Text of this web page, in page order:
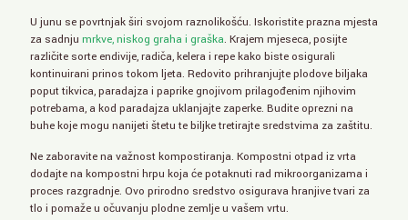
U junu se povrtnjak širi svojom raznolikošću. Iskoristite prazna mjesta
za sadnju mrkve, niskog graha i graška. Krajem mjeseca, posijte
različite sorte endivije, radiča, kelera i repe kako biste osigurali
kontinuirani prinos tokom ljeta. Redovito prihranjujte plodove biljaka
poput tikvica, paradajza i paprike gnojivom prilagođenim njihovim
potrebama, a kod paradajza uklanjajte zaperke. Budite oprezni na
buhe koje mogu nanijeti štetu te biljke tretirajte sredstvima za zaštitu.
Ne zaboravite na važnost kompostiranja. Kompostni otpad iz vrta
dodajte na kompostni hrpu koja će potaknuti rad mikroorganizama i
proces razgradnje. Ovo prirodno sredstvo osigurava hranjive tvari za
tlo i pomaže u očuvanju plodne zemlje u vašem vrtu.